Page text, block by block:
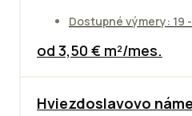
Dostupné výmery: 19 -
od 3,50 € m²/mes.
ODPORÚČAME
Hviezdoslavovo